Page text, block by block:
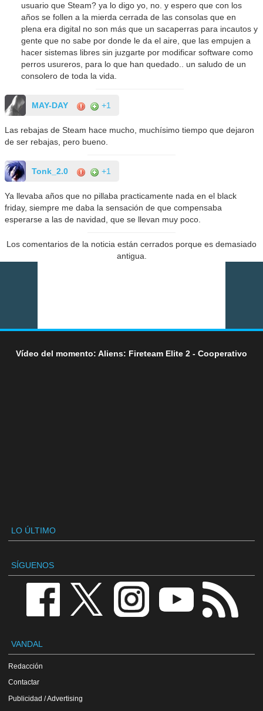
usuario que Steam? ya lo digo yo, no. y espero que con los
años se follen a la mierda cerrada de las consolas que en
plena era digital no son más que un sacaperras para incautos y
gente que no sabe por donde le da el aire, que las empujen a
hacer sistemas libres sin juzgarte por modificar software como
perros usureros, para lo que han quedado.. un saludo de un
consolero de toda la vida.
MAY-DAY +1
Las rebajas de Steam hace mucho, muchísimo tiempo que dejaron
de ser rebajas, pero bueno.
Tonk_2.0 +1
Ya llevaba años que no pillaba practicamente nada en el black
friday, siempre me daba la sensación de que compensaba
esperarse a las de navidad, que se llevan muy poco.
Los comentarios de la noticia están cerrados porque es demasiado
antigua.
Vídeo del momento: Aliens: Fireteam Elite 2 - Cooperativo
LO ÚLTIMO
SÍGUENOS
VANDAL
Redacción
Contactar
Publicidad / Advertising